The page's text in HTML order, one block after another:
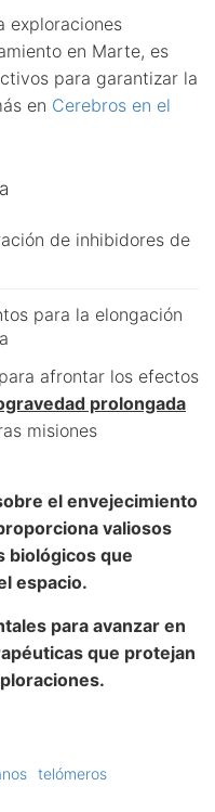
exploraciones
en Marte, es
para garantizar la
en Cerebros en el
de inhibidores de
para la elongación
afrontar los efectos
prolongada
misiones
el envejecimiento
valiosos
biológicos que
espacio.
para avanzar en
que protejan
telómeros